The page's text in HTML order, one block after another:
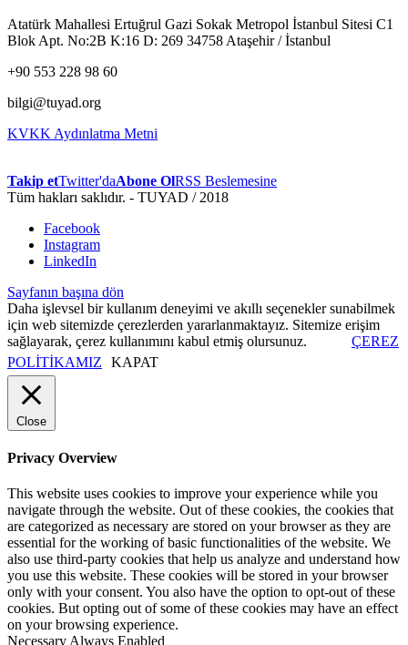
Atatürk Mahallesi Ertuğrul Gazi Sokak Metropol İstanbul Sitesi C1
Blok Apt. No:2B K:16 D: 269 34758 Ataşehir / İstanbul
+90 553 228 98 60
bilgi@tuyad.org
KVKK Aydınlatma Metni
Takip etTwitter'daAbone OlRSS Beslemesine
Tüm hakları saklıdır. - TUYAD / 2018
Facebook
Instagram
LinkedIn
Sayfanın başına dön
Daha işlevsel bir kullanım deneyimi ve akıllı seçenekler sunabilmek
için web sitemizde çerezlerden yararlanmaktayız. Sitemize erişim
sağlayarak, çerez kullanımını kabul etmiş olursunuz.
ÇEREZ
POLİTİKAMIZ
KAPAT
Close
Privacy Overview
This website uses cookies to improve your experience while you
navigate through the website. Out of these cookies, the cookies that
are categorized as necessary are stored on your browser as they are
essential for the working of basic functionalities of the website. We
also use third-party cookies that help us analyze and understand how
you use this website. These cookies will be stored in your browser
only with your consent. You also have the option to opt-out of these
cookies. But opting out of some of these cookies may have an effect
on your browsing experience.
Necessary Always Enabled